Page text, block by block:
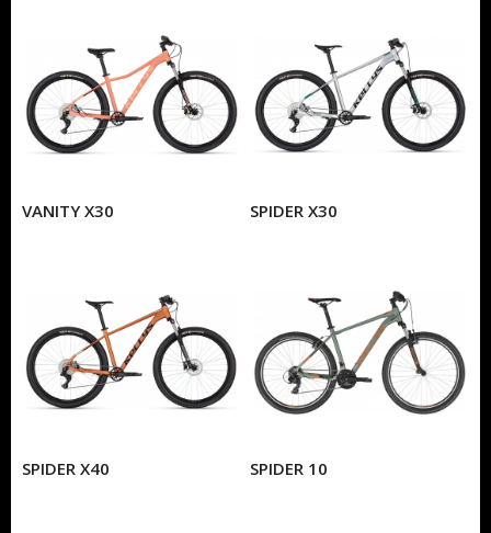
VANITY X30 SPIDER X30
SPIDER X40 SPIDER 10